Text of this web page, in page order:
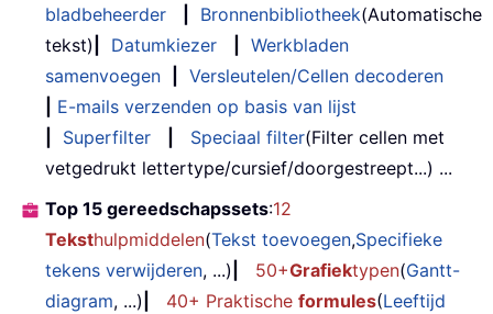
bladbeheerder
Bronnenbibliotheek(Automatische
tekst)
Datumkiezer
Werkbladen
samenvoegen
Versleutelen/Cellen decoderen
E-mails verzenden op basis van lijst
Superfilter Speciaal filter(Filter cellen met
vetgedrukt lettertype/cursief/doorgestreept...) ...
Top 15 gereedschapssets:12
Teksthulpmiddelen(Tekst toevoegen,Specifieke
tekens verwijderen, ...) 50+Grafiektypen(Gantt-
diagram, ...) 40+ Praktische formules(Leeftijd